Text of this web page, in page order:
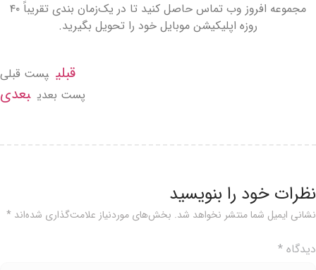
مجموعه افروز وب تماس حاصل کنید تا در یک‌زمان بندی تقریباً ۴۰
روزه اپلیکیشن موبایل خود را تحویل بگیرید.
قبلی پست قبلی
پست بعدی بعدی
نظرات خود را بنویسید
نشانی ایمیل شما منتشر نخواهد شد. بخش‌های موردنیاز علامت‌گذاری شده‌اند *
دیدگاه *